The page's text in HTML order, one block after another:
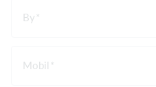
By
Mobil